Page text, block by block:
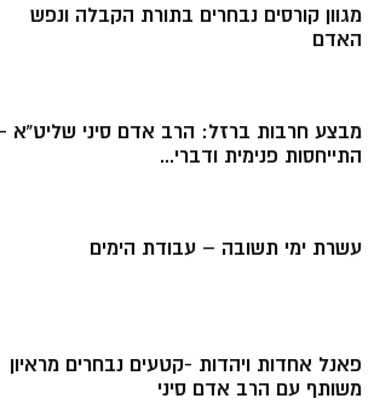
מגוון קורסים נבחרים בתורת הקבלה ונפש
האדם
מבצע חרבות ברזל: הרב אדם סיני שליט”א
התייחסות פנימית ודברי...
עשרת ימי תשובה – עבודת הימים
פאנל אחדות ויהדות -קטעים נבחרים מראיון
משותף עם הרב אדם סיני